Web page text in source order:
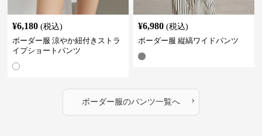
¥6,180 (税込)
ボーダー服 涼やか紐付きストラ
イプショートパンツ
¥6,980 (税込)
ボーダー服 縦縞ワイドパンツ
ボーダー服のパンツ一覧へ ›